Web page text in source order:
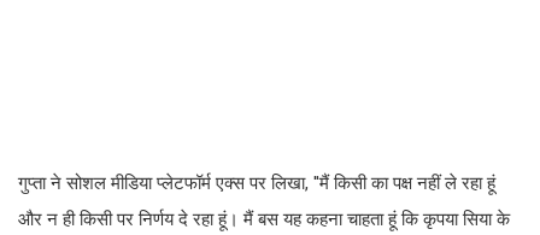
गुप्ता ने सोशल मीडिया प्लेटफॉर्म एक्स पर लिखा, ''मैं किसी का पक्ष नहीं ले रहा हूं
और न ही किसी पर निर्णय दे रहा हूं। मैं बस यह कहना चाहता हूं कि कृपया सिया के